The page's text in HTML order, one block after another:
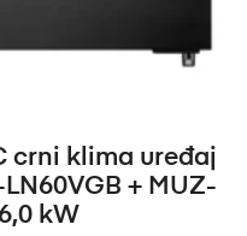
crni klima uređaj
+ MUZ-
kW